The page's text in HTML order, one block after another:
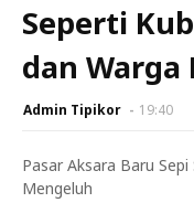
Seperti
dan
Admin Tipikor 19:40
Pasar Aksara Baru
Mengeluh